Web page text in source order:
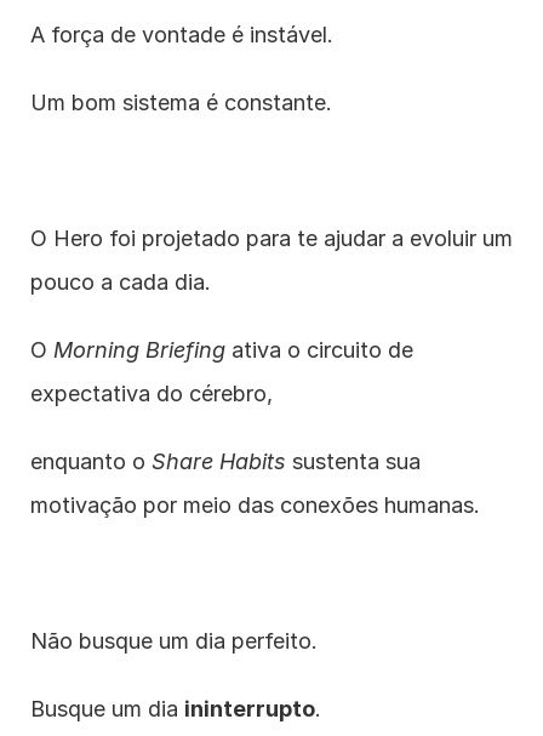
A força de vontade é instável.
Um bom sistema é constante.
O Hero foi projetado para te ajudar a evoluir um
pouco a cada dia.
O Morning Briefing ativa o circuito de
expectativa do cérebro,
enquanto o Share Habits sustenta sua
motivação por meio das conexões humanas.
Não busque um dia perfeito.
Busque um dia ininterrupto.